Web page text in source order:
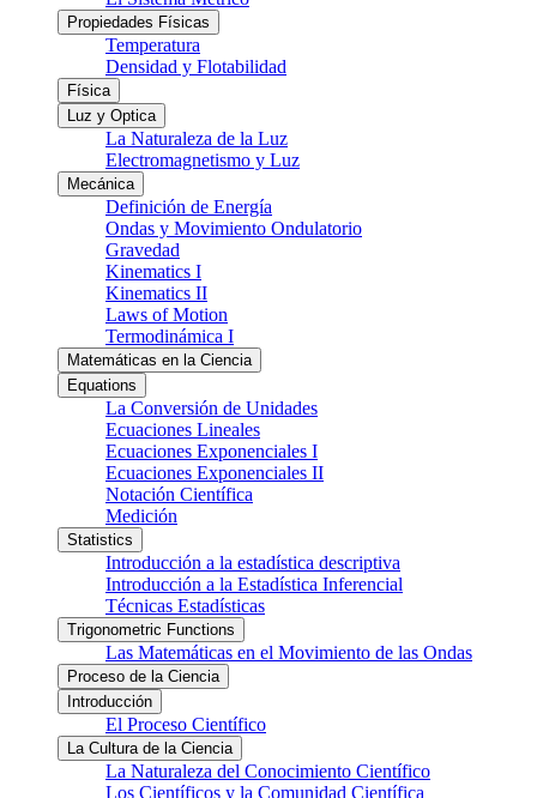
Propiedades Físicas
Temperatura
Densidad y Flotabilidad
Física
Luz y Optica
La Naturaleza de la Luz
Electromagnetismo y Luz
Mecánica
Definición de Energía
Ondas y Movimiento Ondulatorio
Gravedad
Kinematics I
Kinematics II
Laws of Motion
Termodinámica I
Matemáticas en la Ciencia
Equations
La Conversión de Unidades
Ecuaciones Lineales
Ecuaciones Exponenciales I
Ecuaciones Exponenciales II
Notación Científica
Medición
Statistics
Introducción a la estadística descriptiva
Introducción a la Estadística Inferencial
Técnicas Estadísticas
Trigonometric Functions
Las Matemáticas en el Movimiento de las Ondas
Proceso de la Ciencia
Introducción
El Proceso Científico
La Cultura de la Ciencia
La Naturaleza del Conocimiento Científico
Los Científicos y la Comunidad Científica